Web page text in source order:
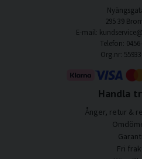
295 39
E-mail:
Telefon:
Org.nr:
Handla
Ånger, retur &
Garanti
Fri